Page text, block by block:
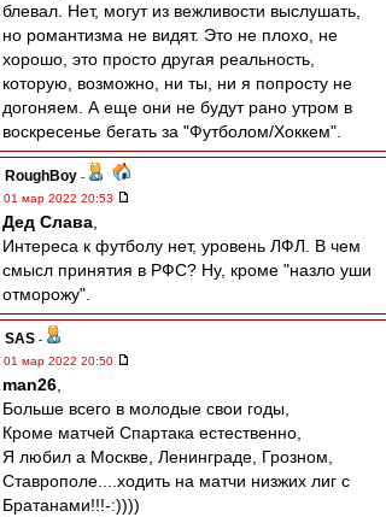
блевал. Нет, могут из вежливости выслушать,
но романтизма не видят. Это не плохо, не
хорошо, это просто другая реальность,
которую, возможно, ни ты, ни я попросту не
догоняем. А еще они не будут рано утром в
воскресенье бегать за "Футболом/Хоккем".
RoughBoy -
01 мар 2022 20:53
Дед Слава
Интереса к футболу нет, уровень ЛФЛ. В чем
смысл принятия в РФС? Ну, кроме "назло уши
отморожу".
SAS -
01 мар 2022 20:50
man26
Больше всего в молодые свои годы,
Кроме матчей Спартака естественно,
Я любил а Москве, Ленинграде, Грозном,
Ставрополе....ходить на матчи низжих лиг с
Братанами!!!-:))))